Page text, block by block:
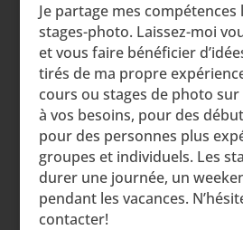
Je partage mes
stages-photo. Laissez-moi
et vous faire bénéficier
tirés de ma propre
cours ou stages de photo
à vos besoins, pour des
pour des personnes plus
groupes et individuels. Les
durer une journée, un
pendant les vacances.
contacter!